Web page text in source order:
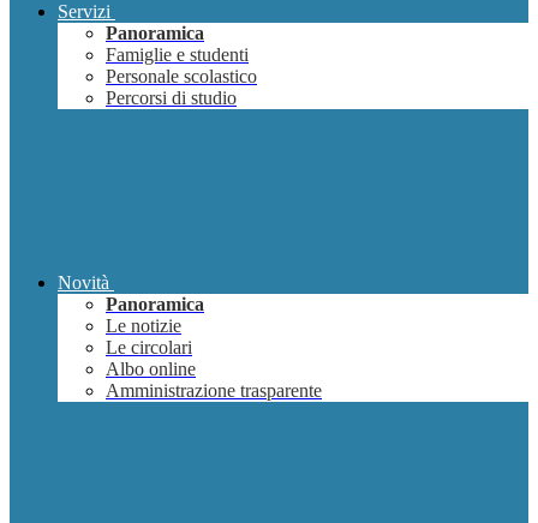
Servizi
Panoramica
Famiglie e studenti
Personale scolastico
Percorsi di studio
Novità
Panoramica
Le notizie
Le circolari
Albo online
Amministrazione trasparente